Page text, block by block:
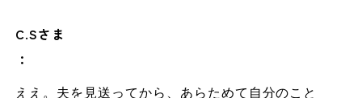
C.Sさま
：
ええ。夫を見送ってから、あらためて自分のこと